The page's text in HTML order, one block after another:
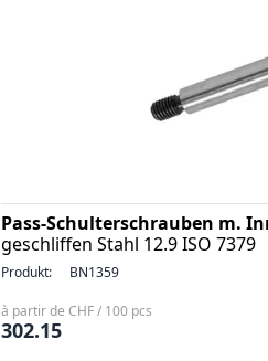
Pass-Schulterschrauben m.
geschliffen Stahl 12.9 ISO 7379
Produkt: BN1359
à partir de CHF / 100 pcs
302.15